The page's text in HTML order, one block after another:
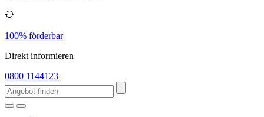
100% förderbar
Direkt informieren
0800 1144123